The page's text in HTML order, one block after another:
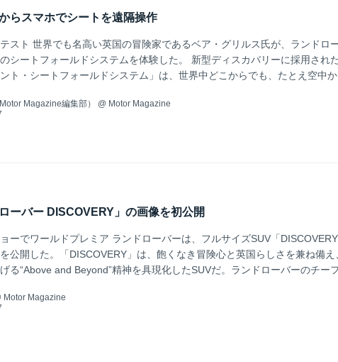
らスマホでシートを遠隔操作
スト 世界でも名高い英国の冒険家であるベア・グリルス氏が、ランドロ
シートフォールドシステムを体験した。 新型ディスカバリーに採用され
ント・シートフォールドシステム」は、世界中どこからでも、たとえ空中か
「InControl Remote」アプリでシートレイアウトを遠隔操作することが可
は125マイル（約200km/h）！ そこでグリルス氏は、落下速度125マイル
イダイビング中にスマートフォンでこのシートシステムを遠隔操作し、シ
Magazine編集部） @ Motor Magazine
ーバー DISCOVERY」の画像を初公開
ーでワールドプレミア ランドローバーは、フルサイズSUV「
公開した。「DISCOVERY」は、飽くなき冒険心と英国らしさを兼ね備え
る“Above and Beyond”精神を具現化したSUVだ。ランドローバーのチーフ
るジェリー・マクガバン氏によると「新型『DISCOVERY』は、ラージ
なるだけでなく、羨望のまなざしを受けるようなデザインと究極の多用途
レミアムSUVになる」と述べている。詳細は9月28日に行なわれるパリモ
Motor Magazine